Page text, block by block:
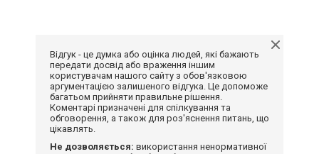
Відгук - це думка або оцінка людей, які бажають
передати досвід або враження іншим
користувачам нашого сайту з обов'язковою
аргументацією залишеного відгука. Це допоможе
багатьом прийняти правильне рішення.
Коментарі призначені для спілкування та
обговорення, а також для роз'яснення питань, що
цікавлять.
Не дозволяється: використання ненормативної